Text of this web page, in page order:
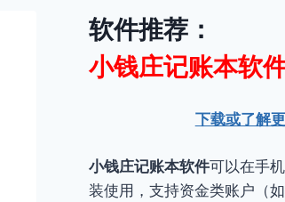
软件推荐：
小钱庄记账本软
下载或了解
小钱庄记账本软件可以在手
装使用，支持资金类账户（